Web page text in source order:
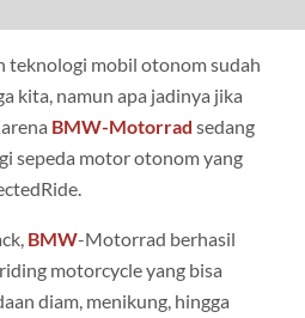
teknologi mobil otonom sudah
kita, namun apa jadinya jika
BMW-Motorrad sedang
sepeda motor otonom yang
BMW-Motorrad berhasil
motorcycle yang bisa
diam, menikung, hingga